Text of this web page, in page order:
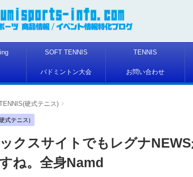
SOFT TENNIS TENNIS
バドミントン大会 お問い合わせ
硬式テニス) >
式テニス)
クスサイトでもレグナ
ね。全身Namd